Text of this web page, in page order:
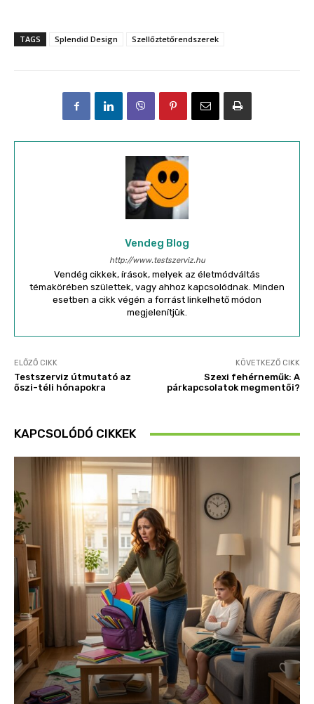
TAGS Splendid Design Szellőztetőrendszerek
Vendeg Blog
http://www.testszerviz.hu
Vendég cikkek, írások, melyek az életmódváltás
témakörében születtek, vagy ahhoz kapcsolódnak. Minden
esetben a cikk végén a forrást linkelhető módon
megjelenítjük.
ELŐZŐ CIKK
Testszerviz útmutató az
őszi-téli hónapokra
KÖVETKEZŐ CIKK
Szexi fehérneműk: A
párkapcsolatok megmentői?
KAPCSOLÓDÓ CIKKEK